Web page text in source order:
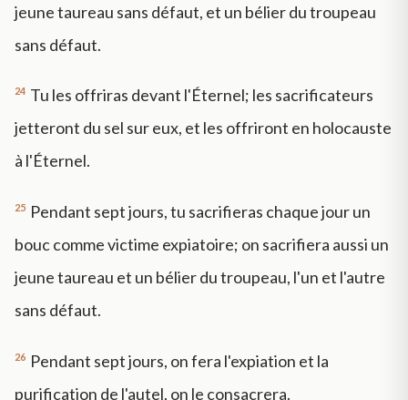
jeune taureau sans défaut, et un bélier du troupeau
sans défaut.
24 Tu les offriras devant l'Éternel; les sacrificateurs
jetteront du sel sur eux, et les offriront en holocauste
à l'Éternel.
25 Pendant sept jours, tu sacrifieras chaque jour un
bouc comme victime expiatoire; on sacrifiera aussi un
jeune taureau et un bélier du troupeau, l'un et l'autre
sans défaut.
26 Pendant sept jours, on fera l'expiation et la
purification de l'autel, on le consacrera.